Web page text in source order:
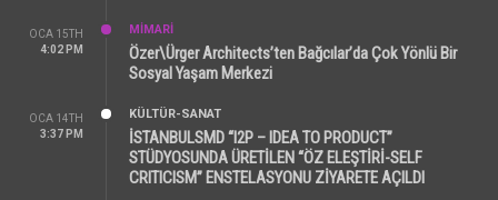
OCA 15TH
4:02 PM
MİMARİ
Özer\Ürger Architects’ten Bağcılar’da Çok Yönlü Bir
Sosyal Yaşam Merkezi
OCA 14TH
3:37 PM
KÜLTÜR-SANAT
İSTANBULSMD “I2P – IDEA TO PRODUCT”
STÜDYOSUNDA ÜRETİLEN “ÖZ ELEŞTİRİ-SELF
CRITICISM” ENSTELASYONU ZİYARETE AÇILDI